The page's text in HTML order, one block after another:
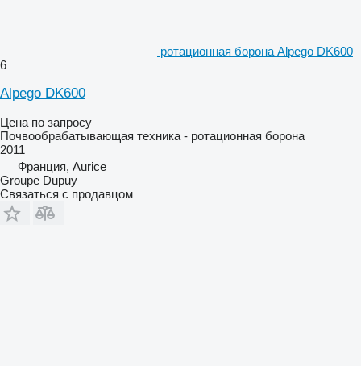
ротационная борона Alpego DK600
6
Alpego DK600
Цена по запросу
Почвообрабатывающая техника - ротационная борона
2011
Франция, Aurice
Groupe Dupuy
Связаться с продавцом